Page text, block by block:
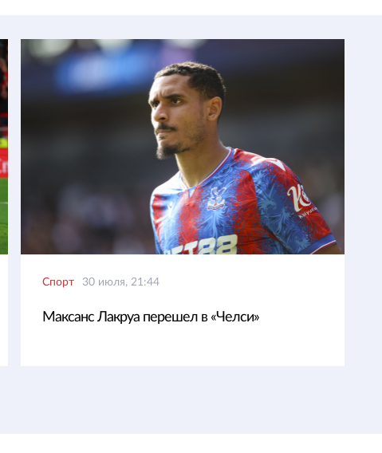
Спорт 30 июля, 21:44
Максанс Лакруа перешел в «Челси»